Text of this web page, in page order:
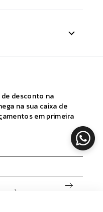
de desconto na
na sua caixa de
em primeira